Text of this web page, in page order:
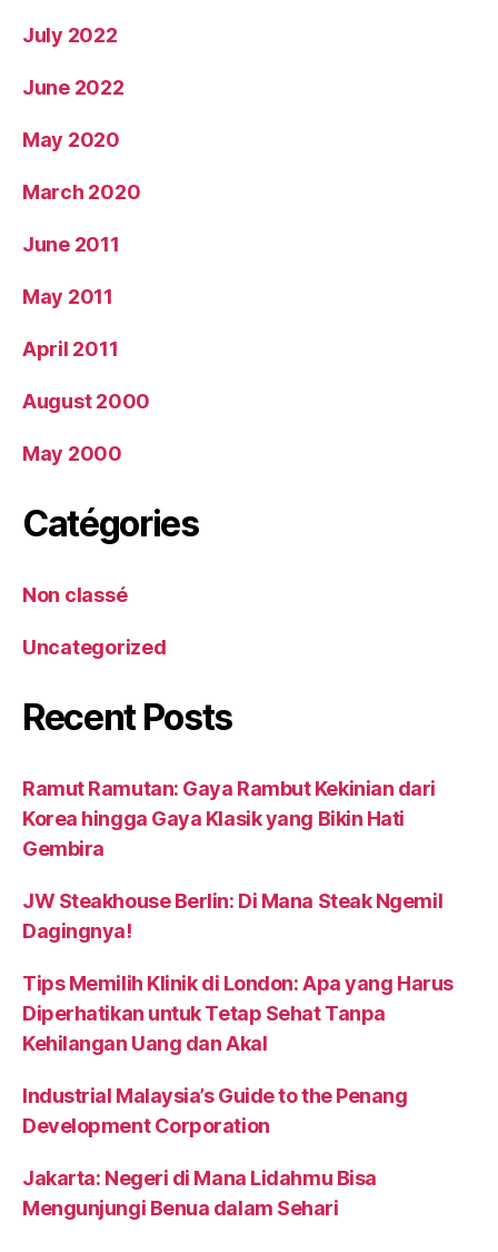
July 2022
June 2022
May 2020
March 2020
June 2011
May 2011
April 2011
August 2000
May 2000
Catégories
Non classé
Uncategorized
Recent Posts
Ramut Ramutan: Gaya Rambut Kekinian dari
Korea hingga Gaya Klasik yang Bikin Hati
Gembira
JW Steakhouse Berlin: Di Mana Steak Ngemil
Dagingnya!
Tips Memilih Klinik di London: Apa yang Harus
Diperhatikan untuk Tetap Sehat Tanpa
Kehilangan Uang dan Akal
Industrial Malaysia’s Guide to the Penang
Development Corporation
Jakarta: Negeri di Mana Lidahmu Bisa
Mengunjungi Benua dalam Sehari